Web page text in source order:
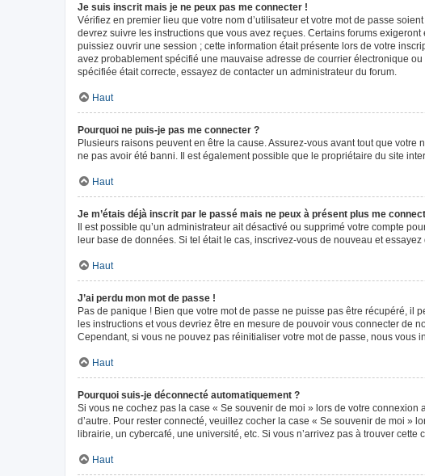
Je suis inscrit mais je ne peux pas me connecter !
Vérifiez en premier lieu que votre nom d’utilisateur et votre mot de passe
devrez suivre les instructions que vous avez reçues. Certains forums
puissiez ouvrir une session ; cette information était présente lors de votre
avez probablement spécifié une mauvaise adresse de courrier électronique
spécifiée était correcte, essayez de contacter un administrateur du forum.
Haut
Pourquoi ne puis-je pas me connecter ?
Plusieurs raisons peuvent en être la cause. Assurez-vous avant tout que
ne pas avoir été banni. Il est également possible que le propriétaire du site
Haut
Je m’étais déjà inscrit par le passé mais ne peux à présent plus me
Il est possible qu’un administrateur ait désactivé ou supprimé votre compte
leur base de données. Si tel était le cas, inscrivez-vous de nouveau et
Haut
J’ai perdu mon mot de passe !
Pas de panique ! Bien que votre mot de passe ne puisse pas être récupéré, il
les instructions et vous devriez être en mesure de pouvoir vous connecter de
Cependant, si vous ne pouvez pas réinitialiser votre mot de passe, nous vous
Haut
Pourquoi suis-je déconnecté automatiquement ?
Si vous ne cochez pas la case « Se souvenir de moi » lors de votre
d’autre. Pour rester connecté, veuillez cocher la case « Se souvenir de moi »
librairie, un cybercafé, une université, etc. Si vous n’arrivez pas à trouver
Haut